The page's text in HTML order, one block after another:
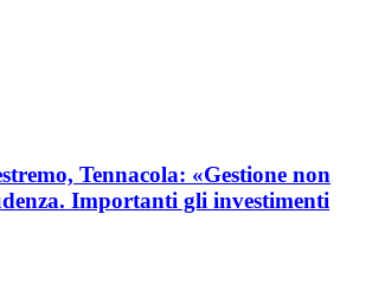
Tennacola: «Gestione non
Importanti gli investimenti